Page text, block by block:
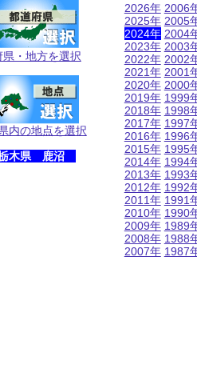
県・地方を選択
内の地点を選択
木県 鹿沼
2026年
2025年
2024年
2023年
2022年
2021年
2020年
2019年
2018年
2017年
2016年
2015年
2014年
2013年
2012年
2011年
2010年
2009年
2008年
2007年
2006
2005
2004
2003
2002
2001
2000
1999
1998
1997
1996
1995
1994
1993
1992
1991
1990
1989
1988
1987